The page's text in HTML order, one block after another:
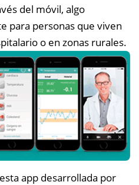
del móvil, algo
para personas que viven
o en zonas rurales.
app desarrollada por